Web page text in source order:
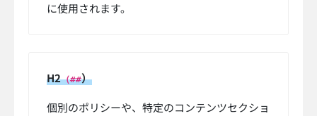
に使用されます。
H2（##）
個別のポリシーや、特定のコンテンツセクショ